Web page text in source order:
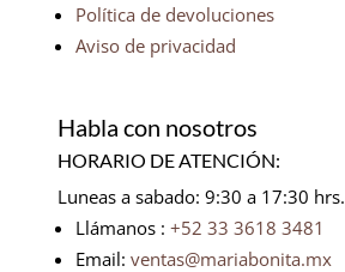
Política de devoluciones
Aviso de privacidad
Habla con nosotros
HORARIO DE ATENCIÓN:
Luneas a sabado: 9:30 a 17:30 hrs.
Llámanos : +52 33 3618 3481
Email: ventas@mariabonita.mx